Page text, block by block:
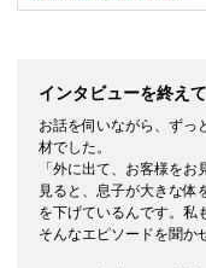
インタビューを終えて
お話を伺いながら、ずっ
材でした。
「外に出て、お客様を
見ると、息子が大きな体
を下げているんです。私
そんなエピソードを聞か